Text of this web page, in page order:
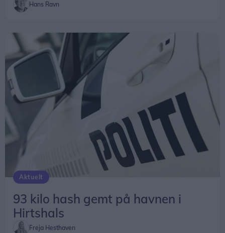
Hans Ravn
Aktuelt
93 kilo hash gemt på havnen i
Hirtshals
Freja Hesthaven